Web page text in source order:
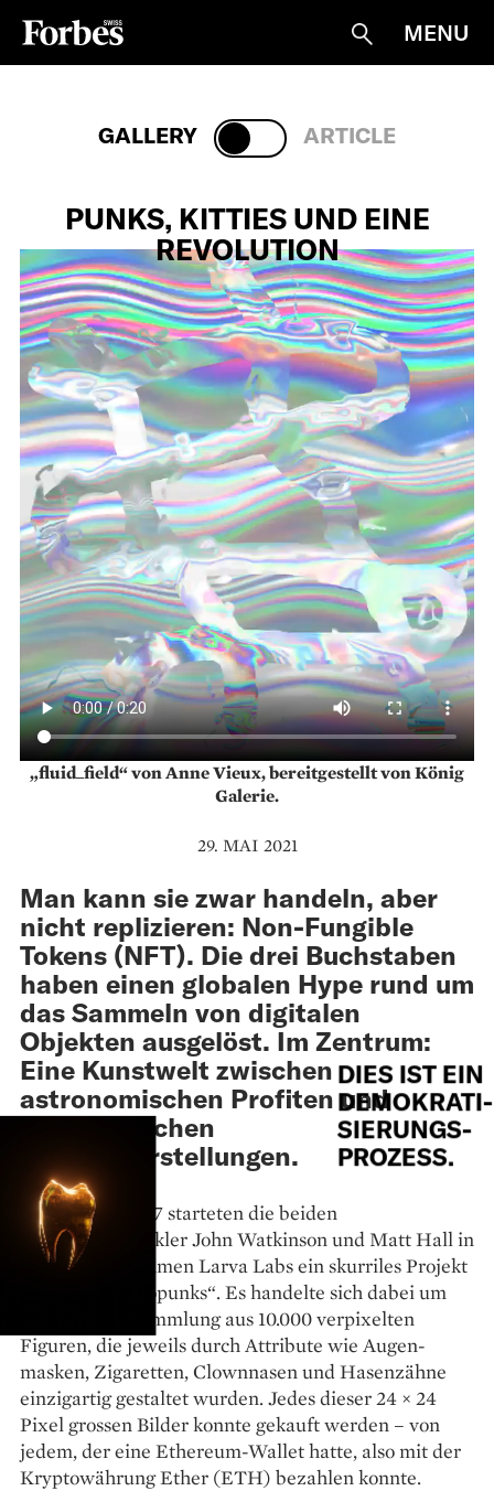
Suche
MENU
TECH
PUNKS, KITTIES UND EINE
REVOLUTION
„fluid_field“ von Anne Vieux, bereitgestellt von König
Galerie.
29. MAI 2021
Man kann sie zwar handeln, aber
nicht replizieren: Non-Fungible
Tokens (NFT). Die drei Buchstaben
haben einen globalen Hype rund um
das Sammeln von digitalen
Objekten ausgelöst. Im Zentrum:
Eine Kunstwelt zwischen
astronomischen Profiten und
unrealistischen
Wunschvorstellungen.
Im Sommer 2017 starteten die beiden
Softwareentwickler John Watkinson und Matt Hall in
ihrem Unternehmen Larva Labs ein skurriles Projekt
namens „Cryptopunks“. Es handelte sich dabei um
eine digitale Sammlung aus 10.000 verpixelten
Figuren, die jeweils durch Attribute wie Augen­
masken, Zigaretten, Clownnasen und Hasen­zähne
einzig­artig gestaltet wurden. Jedes dieser 24 × 24
Pixel grossen Bilder konnte gekauft werden – von
jedem, der eine Ethereum-Wallet hatte, also mit der
Kryptowährung Ether (ETH) bezahlen konnte.
GALLERY ARTICLE
DIES IST EIN
DEMOKRATI-
SIERUNGS-
PROZESS.